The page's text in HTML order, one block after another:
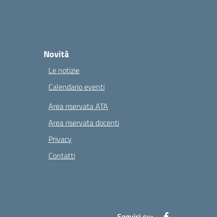
Novità
Le notizie
Calendario eventi
Area riservata ATA
Area riservata docenti
Privacy
Contatti